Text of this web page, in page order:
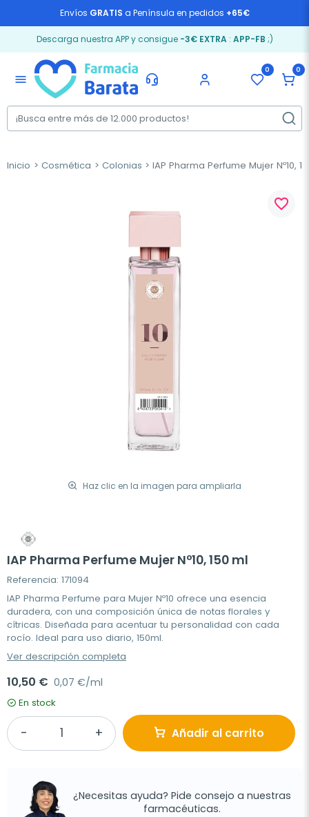
Envíos GRATIS a Península en pedidos +65€
Descarga nuestra APP y consigue -3€ EXTRA: APP-FB ;)
menu
0 0
Inicio Cosmética Colonias IAP Pharma Perfume Mujer Nº10,
Haz clic en la imagen para ampliarla
favorite_border
IAP Pharma Perfume Mujer Nº10, 150 ml
Referencia: 171094
IAP Pharma Perfume para Mujer Nº10 ofrece una esencia
duradera, con una composición única de notas florales y
cítricas. Diseñada para acentuar tu personalidad con cada
rocío. Ideal para uso diario, 150ml.
Ver descripción completa
10,50 € 0,07 €/ml
En stock
Añadir al carrito
¿Necesitas ayuda? Pide consejo a nuestras
farmacéuticas.